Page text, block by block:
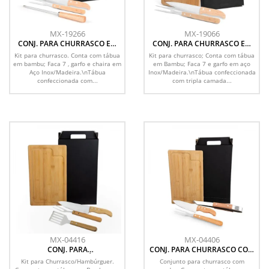
MX-19266
CONJ. PARA CHURRASCO EM
BAMBU / INOX / MADEIRA - 4
PÇS
Kit para churrasco. Conta com tábua
em bambu; Faca 7 , garfo e chaira em
Aço Inox/Madeira.\nTábua
confeccionada com...
MX-19066
CONJ. PARA CHURRASCO EM
BAMBU / INOX / MADEIRA - 3
PÇS.
Kit para churrasco; Conta com tábua
em Bambu; Faca 7 e garfo em aço
Inox/Madeira.\nTábua confeccionada
com tripla camada...
MX-04416
CONJ. PARA
CHURRASCO/HAMBÚRGUER
COM ESPÁTULA - 4 PÇS
Kit para Churrasco/Hambúrguer.
MX-04406
CONJ. PARA CHURRASCO COM
PEGADOR - 4 PÇS
Conjunto para churrasco com